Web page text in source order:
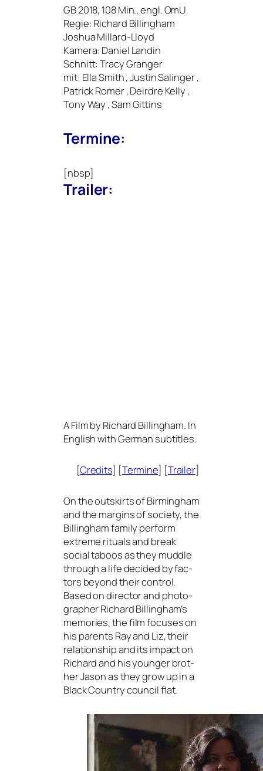
GB2018, 108 Min., engl. OmU
Regie: Richard Billingham
Joshua Millard-Lloyd
Kamera: Daniel Landin
Schnitt: Tracy Granger
mit: Ella Smith , Justin Salinger ,
Patrick Romer , Deirdre Kelly ,
Tony Way , Sam Gittins
Termine:
[nbsp]
Trailer:
A Film by Richard Billingham. In
English with German subtitles.
[Credits] [Termine] [Trailer]
On the out­skirts of Birmingham
and the mar­gins of socie­ty, the
Billingham fami­ly per­form
extre­me ritu­als and break
social taboos as they mudd­le
through a life deci­ded by fac­
tors bey­ond their con­trol.
Based on direc­tor and pho­to­
grapher Richard Billingham’s
memo­ries, the film focu­ses on
his par­ents Ray and Liz, their
rela­ti­onship and its impact on
Richard and his youn­ger brot­
her Jason as they grow up in a
Black Country coun­cil flat.